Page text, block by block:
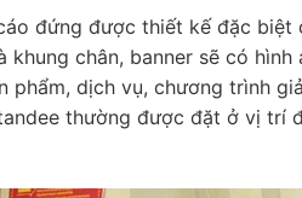
đứng được thiết kế đặc
khung chân, banner sẽ có
dịch vụ, chương trình
thường được đặt ở vị trí